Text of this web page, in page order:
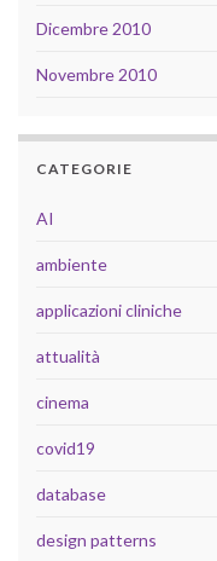
Dicembre 2010
Novembre 2010
CATEGORIE
AI
ambiente
applicazioni cliniche
attualità
cinema
covid19
database
design patterns